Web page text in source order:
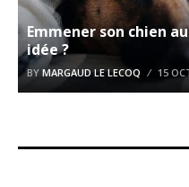
Emmener son chien
idée ?
BY MARGAUD LE LECOQ 15